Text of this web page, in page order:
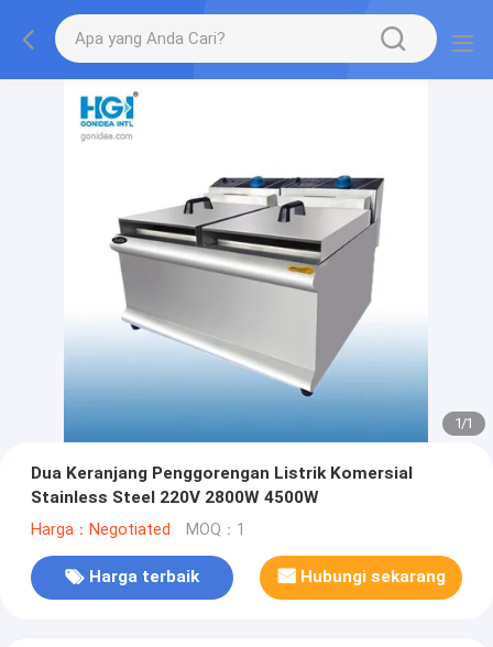
1/1
Dua Keranjang Penggorengan Listrik Komersial
Stainless Steel 220V 2800W 4500W
Harga：Negotiated MOQ：1
Harga terbaik Hubungi sekarang